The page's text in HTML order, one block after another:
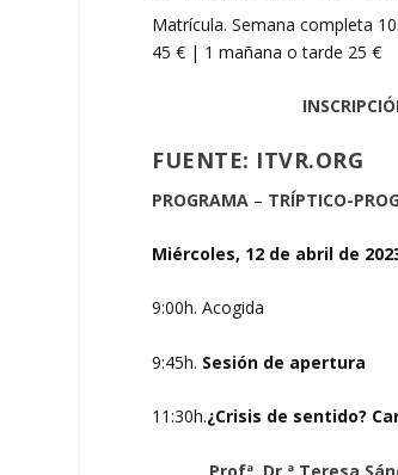
Matrícula. Semana completa
45 € | 1 mañana o tarde 25 €
FUENTE: ITVR.ORG
PROGRAMA – TRÍPTICO-
Miércoles, 12 de abril de
9:00h. Acogida
9:45h. Sesión de apertura
11:30h.¿Crisis de sentido?
Profª. Dr.ª Teresa